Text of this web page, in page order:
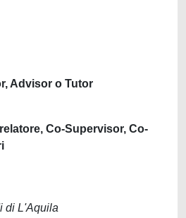
Advisor o Tutor
Co-Supervisor, Co-
di L'Aquila